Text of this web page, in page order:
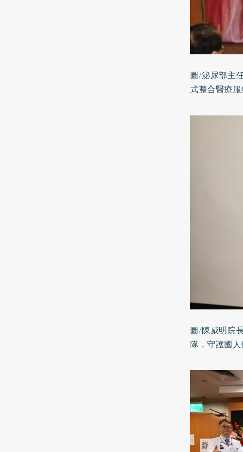
圖/泌尿部主
式整合醫療服
圖/陳威明院
隊，守護國人